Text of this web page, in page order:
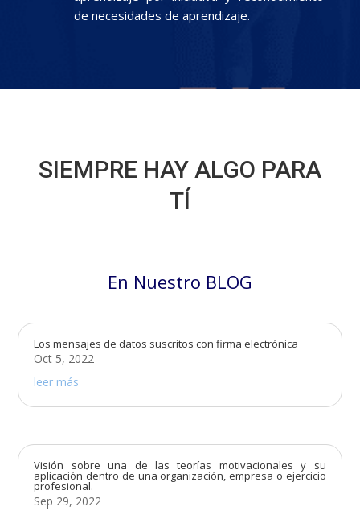
de necesidades de aprendizaje.
SIEMPRE HAY ALGO PARA
TÍ
En Nuestro BLOG
Los mensajes de datos suscritos con firma electrónica
Oct 5, 2022
leer más
Visión sobre una de las teorías motivacionales y su
aplicación dentro de una organización, empresa o ejercicio
profesional.
Sep 29, 2022